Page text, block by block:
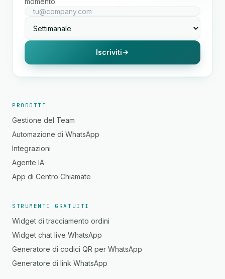
Iscriviti
PRODOTTI
Gestione del Team
Automazione di WhatsApp
Integrazioni
Agente IA
App di Centro Chiamate
STRUMENTI GRATUITI
Widget di tracciamento ordini
Widget chat live WhatsApp
Generatore di codici QR per WhatsApp
Generatore di link WhatsApp